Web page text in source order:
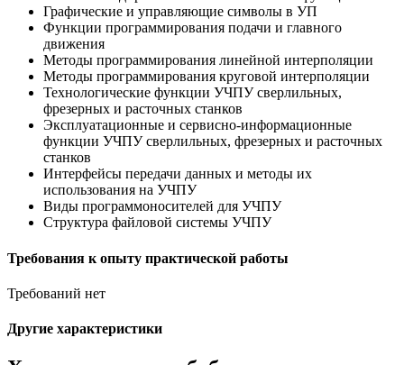
Графические и управляющие символы в УП
Функции программирования подачи и главного
движения
Методы программирования линейной интерполяции
Методы программирования круговой интерполяции
Технологические функции УЧПУ сверлильных,
фрезерных и расточных станков
Эксплуатационные и сервисно-информационные
функции УЧПУ сверлильных, фрезерных и расточных
станков
Интерфейсы передачи данных и методы их
использования на УЧПУ
Виды программоносителей для УЧПУ
Структура файловой системы УЧПУ
Требования к опыту практической работы
Требований нет
Другие характеристики